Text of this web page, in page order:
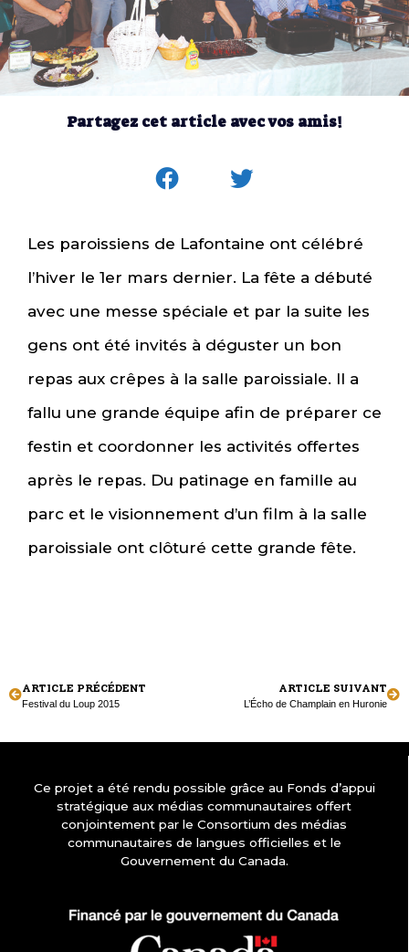
Partagez cet article avec vos amis!
Les paroissiens de Lafontaine ont célébré
l’hiver le 1er mars dernier. La fête a débuté
avec une messe spéciale et par la suite les
gens ont été invités à déguster un bon
repas aux crêpes à la salle paroissiale. Il a
fallu une grande équipe afin de préparer ce
festin et coordonner les activités offertes
après le repas. Du patinage en famille au
parc et le visionnement d’un film à la salle
paroissiale ont clôturé cette grande fête.
ARTICLE PRÉCÉDENT
Festival du Loup 2015
ARTICLE SUIVANT
L’Écho de Champlain en Huronie
Ce projet a été rendu possible grâce au Fonds d’appui
stratégique aux médias communautaires offert
conjointement par le Consortium des médias
communautaires de langues officielles et le
Gouvernement du Canada.